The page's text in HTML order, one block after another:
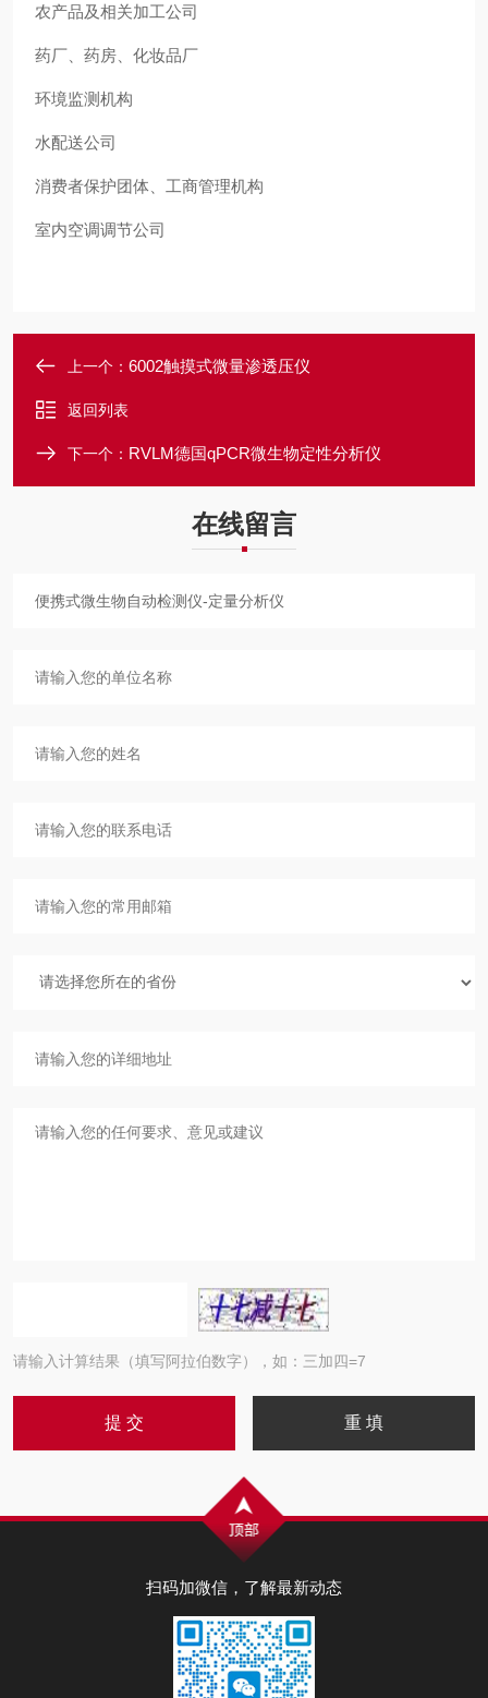
农产品及相关加工公司
药厂、药房、化妆品厂
环境监测机构
水配送公司
消费者保护团体、工商管理机构
室内空调调节公司
上一个： 6002触摸式微量渗透压仪
返回列表
下一个： RVLM德国qPCR微生物定性分析仪
在线留言
请输入计算结果（填写阿拉伯数字），如：三加四=7
扫码加微信，了解最新动态